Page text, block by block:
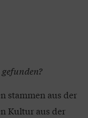
stammen aus der
Kultur aus der